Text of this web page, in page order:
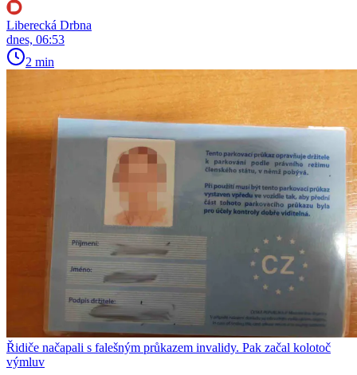
Liberecká Drbna
dnes, 06:53
2 min
Řidiče načapali s falešným průkazem invalidy. Pak začal kolotoč
výmluv